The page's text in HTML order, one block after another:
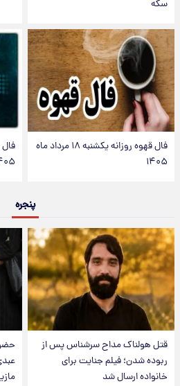
سکه
فال قهوه روزانه یکشنبه ۱۸ مرداد ماه
۱۴۰۵
پنجره
قتل هولناک مداح سرشناس پس از
ربوده شدن؛ فیلم جنایت برای
خانواده ارسال شد